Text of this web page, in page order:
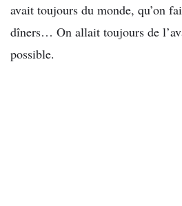
avait toujours du monde, qu’on
dîners… On allait toujours de
possible.